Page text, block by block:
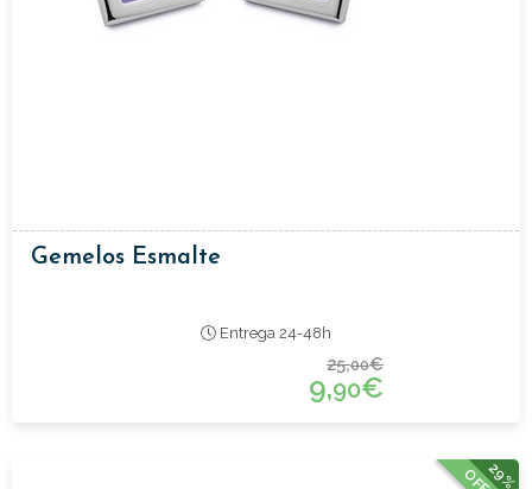
Gemelos Esmalte
Entrega 24-48h
25,00€
9,90€
29%